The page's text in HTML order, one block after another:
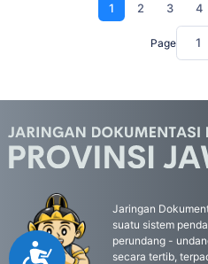
Accessibility
1 2 3 4
Page
Jaringan
suatu sistem
perundang -
secara tertib,